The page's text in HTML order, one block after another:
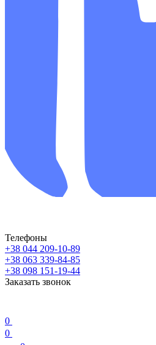
Телефоны
+38 044 209-10-89
+38 063 339-84-85
+38 098 151-19-44
Заказать звонок
0
0